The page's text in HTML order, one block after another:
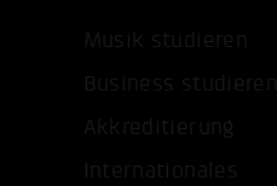
Musik studieren
Business studieren
Akkreditierung
Internationales